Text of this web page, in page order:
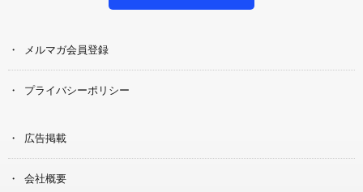
メルマガ会員登録
プライバシーポリシー
広告掲載
会社概要